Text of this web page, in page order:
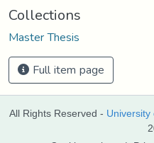
Collections
Master Thesis
Full item page
All Rights Reserved - University